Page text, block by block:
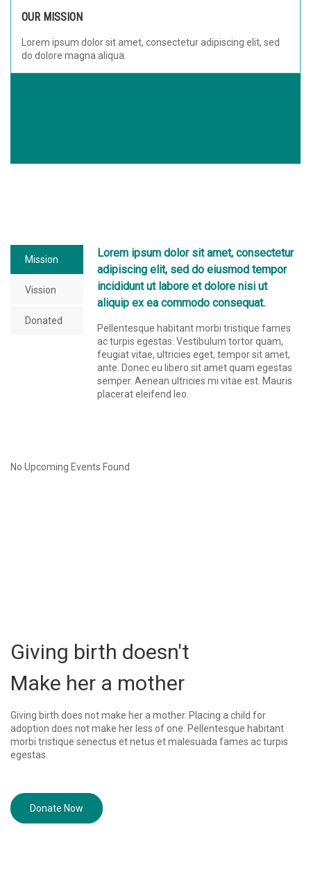
OUR MISSION
Lorem ipsum dolor sit amet, consectetur adipiscing elit, sed
do dolore magna aliqua.
Mission
Vission
Donated
Lorem ipsum dolor sit amet, consectetur
adipiscing elit, sed do eiusmod tempor
incididunt ut labore et dolore nisi ut
aliquip ex ea commodo consequat.
Pellentesque habitant morbi tristique fames
ac turpis egestas. Vestibulum tortor quam,
feugiat vitae, ultricies eget, tempor sit amet,
ante. Donec eu libero sit amet quam egestas
semper. Aenean ultricies mi vitae est. Mauris
placerat eleifend leo.
No Upcoming Events Found
Giving birth doesn't
Make her a mother
Giving birth does not make her a mother. Placing a child for
adoption does not make her less of one. Pellentesque habitant
morbi tristique senectus et netus et malesuada fames ac turpis
egestas.
Donate Now